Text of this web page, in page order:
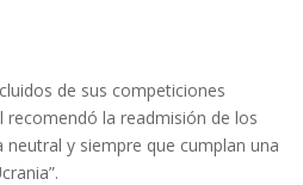
de sus competiciones
recomendó la readmisión de los
y siempre que cumplan una